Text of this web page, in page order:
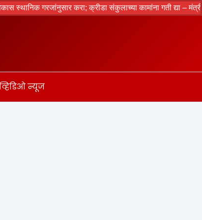
गरजांनुसार करा; क्रीडा संकुलाच्या कामांना गती द्या – मंत्री
न्यूज